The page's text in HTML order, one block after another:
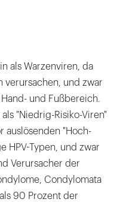
als Warzenviren, da
verursachen, und zwar
und Fußbereich.
"Niedrig-Risiko-Viren"
auslösenden "Hoch-
HPV-Typen, und zwar
Verursacher der
Condylomata
90 Prozent der